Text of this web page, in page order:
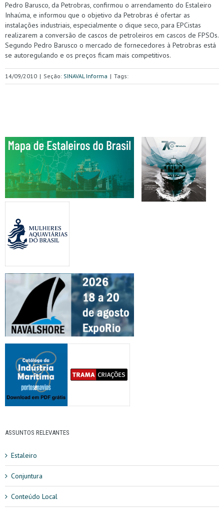
Pedro Barusco, da Petrobras, confirmou o arrendamento do Estaleiro
Inhaúma, e informou que o objetivo da Petrobras é ofertar as
instalações industriais, especialmente o dique seco, para EPCistas
realizarem a conversão de cascos de petroleiros em cascos de FPSOs.
Segundo Pedro Barusco o mercado de fornecedores à Petrobras está
se autoregulando e os preços ficam mais competitivos.
14/09/2010 | Seção: SINAVAL Informa | Tags:
ASSUNTOS RELEVANTES
Estaleiro
Conjuntura
Conteúdo Local